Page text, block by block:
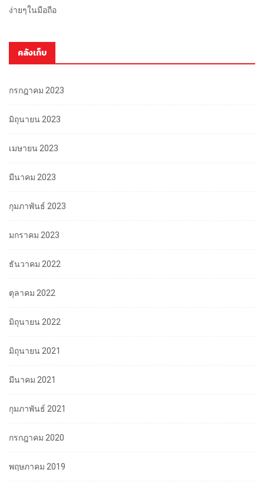
ง่ายๆในมือถือ
คลังเก็บ
กรกฎาคม 2023
มิถุนายน 2023
เมษายน 2023
มีนาคม 2023
กุมภาพันธ์ 2023
มกราคม 2023
ธันวาคม 2022
ตุลาคม 2022
มิถุนายน 2022
มิถุนายน 2021
มีนาคม 2021
กุมภาพันธ์ 2021
กรกฎาคม 2020
พฤษภาคม 2019